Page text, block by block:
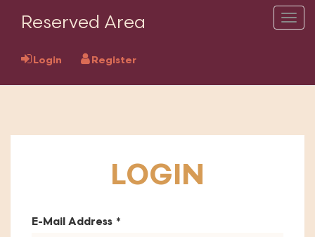
Reserved Area
Login Register
LOGIN
E-Mail Address